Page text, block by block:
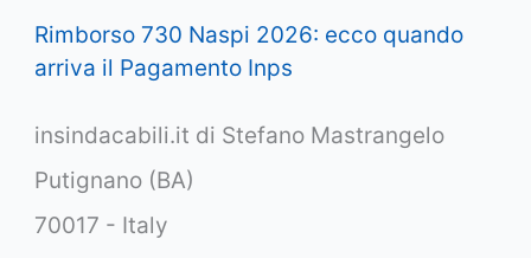
Rimborso 730 Naspi 2026: ecco quando
arriva il Pagamento Inps
insindacabili.it di Stefano Mastrangelo
Putignano (BA)
70017 - Italy